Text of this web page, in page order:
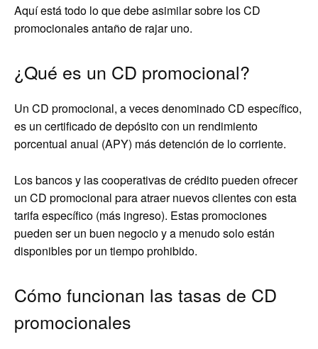
Aquí está todo lo que debe asimilar sobre los CD
promocionales antaño de rajar uno.
¿Qué es un CD promocional?
Un CD promocional, a veces denominado CD específico,
es un certificado de depósito con un rendimiento
porcentual anual (APY) más detención de lo corriente.
Los bancos y las cooperativas de crédito pueden ofrecer
un CD promocional para atraer nuevos clientes con esta
tarifa específico (más ingreso). Estas promociones
pueden ser un buen negocio y a menudo solo están
disponibles por un tiempo prohibido.
Cómo funcionan las tasas de CD
promocionales